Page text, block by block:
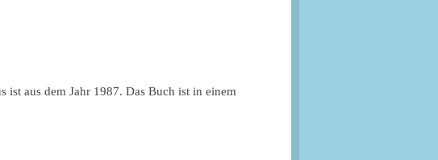
ist aus dem Jahr 1987. Das Buch ist in einem